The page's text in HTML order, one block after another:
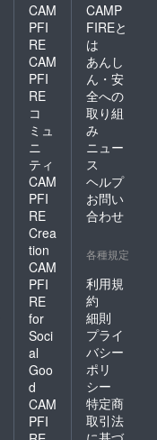
CAM
PFI
RE
CAM
PFI
RE
コ
ミュ
ニ
ティ
CAM
PFI
RE
Crea
tion
CAM
PFI
RE
for
Soci
al
Goo
d
CAM
PFI
CAMP
FIREと
は
あんし
ん・安
全への
取り組
み
ニュー
ス
ヘルプ
お問い
合わせ
各種規定
利用規
約
細則
プライ
バシー
ポリ
シー
特定商
取引法